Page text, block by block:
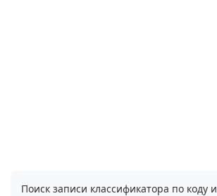
Поиск записи классификатора по коду и